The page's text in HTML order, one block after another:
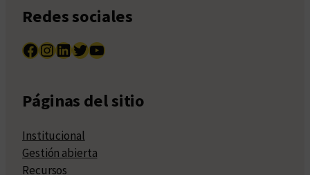
Redes sociales
Facebook InstagramLinkedIn Twitter YouTube
Páginas del sitio
Institucional
Gestión abierta
Recursos